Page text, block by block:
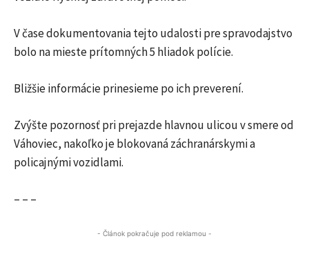
V čase dokumentovania tejto udalosti pre spravodajstvo
bolo na mieste prítomných 5 hliadok polície.
Bližšie informácie prinesieme po ich preverení.
Zvýšte pozornosť pri prejazde hlavnou ulicou v smere od
Váhoviec, nakoľko je blokovaná záchranárskymi a
policajnými vozidlami.
– – –
- Článok pokračuje pod reklamou -